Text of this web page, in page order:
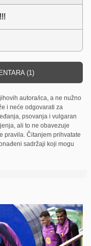
(1)
autora/ica, a ne nužno
i neće odgovarati za
psovanja i vulgaran
ali to ne obavezuje
pravila. Čitanjem prihvatate
sadržaji koji mogu